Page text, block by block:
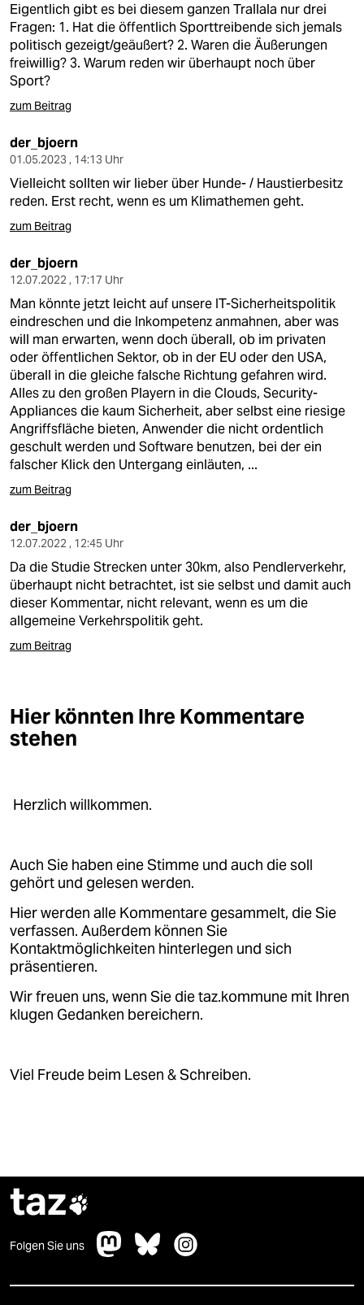
Eigentlich gibt es bei diesem ganzen Trallala nur drei
Fragen: 1. Hat die öffentlich Sporttreibende sich jemals
politisch gezeigt/geäußert? 2. Waren die Äußerungen
freiwillig? 3. Warum reden wir überhaupt noch über
Sport?
zum Beitrag
der_bjoern
01.05.2023 , 14:13 Uhr
Vielleicht sollten wir lieber über Hunde- / Haustierbesitz
reden. Erst recht, wenn es um Klimathemen geht.
zum Beitrag
der_bjoern
12.07.2022 , 17:17 Uhr
Man könnte jetzt leicht auf unsere IT-Sicherheitspolitik
eindreschen und die Inkompetenz anmahnen, aber was
will man erwarten, wenn doch überall, ob im privaten
oder öffentlichen Sektor, ob in der EU oder den USA,
überall in die gleiche falsche Richtung gefahren wird.
Alles zu den großen Playern in die Clouds, Security-
Appliances die kaum Sicherheit, aber selbst eine riesige
Angriffsfläche bieten, Anwender die nicht ordentlich
geschult werden und Software benutzen, bei der ein
falscher Klick den Untergang einläuten, ...
zum Beitrag
der_bjoern
12.07.2022 , 12:45 Uhr
Da die Studie Strecken unter 30km, also Pendlerverkehr,
überhaupt nicht betrachtet, ist sie selbst und damit auch
dieser Kommentar, nicht relevant, wenn es um die
allgemeine Verkehrspolitik geht.
zum Beitrag
Hier könnten Ihre Kommentare
stehen
Herzlich willkommen.
Auch Sie haben eine Stimme und auch die soll
gehört und gelesen werden.
Hier werden alle Kommentare gesammelt, die Sie
verfassen. Außerdem können Sie
Kontaktmöglichkeiten hinterlegen und sich
präsentieren.
Wir freuen uns, wenn Sie die taz.kommune mit Ihren
klugen Gedanken bereichern.
Viel Freude beim Lesen & Schreiben.
taz
Folgen Sie uns